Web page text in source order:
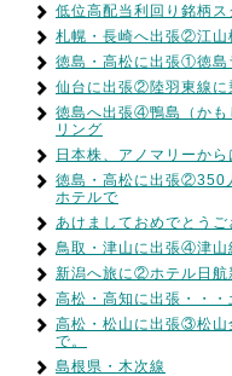
低位高配当利回り銘柄
札幌・長崎へ出張②江山
徳島・高松に出張①徳島
仙台に出張②陸羽東線に
徳島へ出張④鴨島（かも
リング
日本株、アノマリーか
徳島・高松に出張②350
ホテルで
あけましておめでとう
鳥取・津山に出張④津山
新潟へ旅に②ホテル日航
高松・高知に出張・・・
高松・松山に出張③松山
で。
島根県・木次線